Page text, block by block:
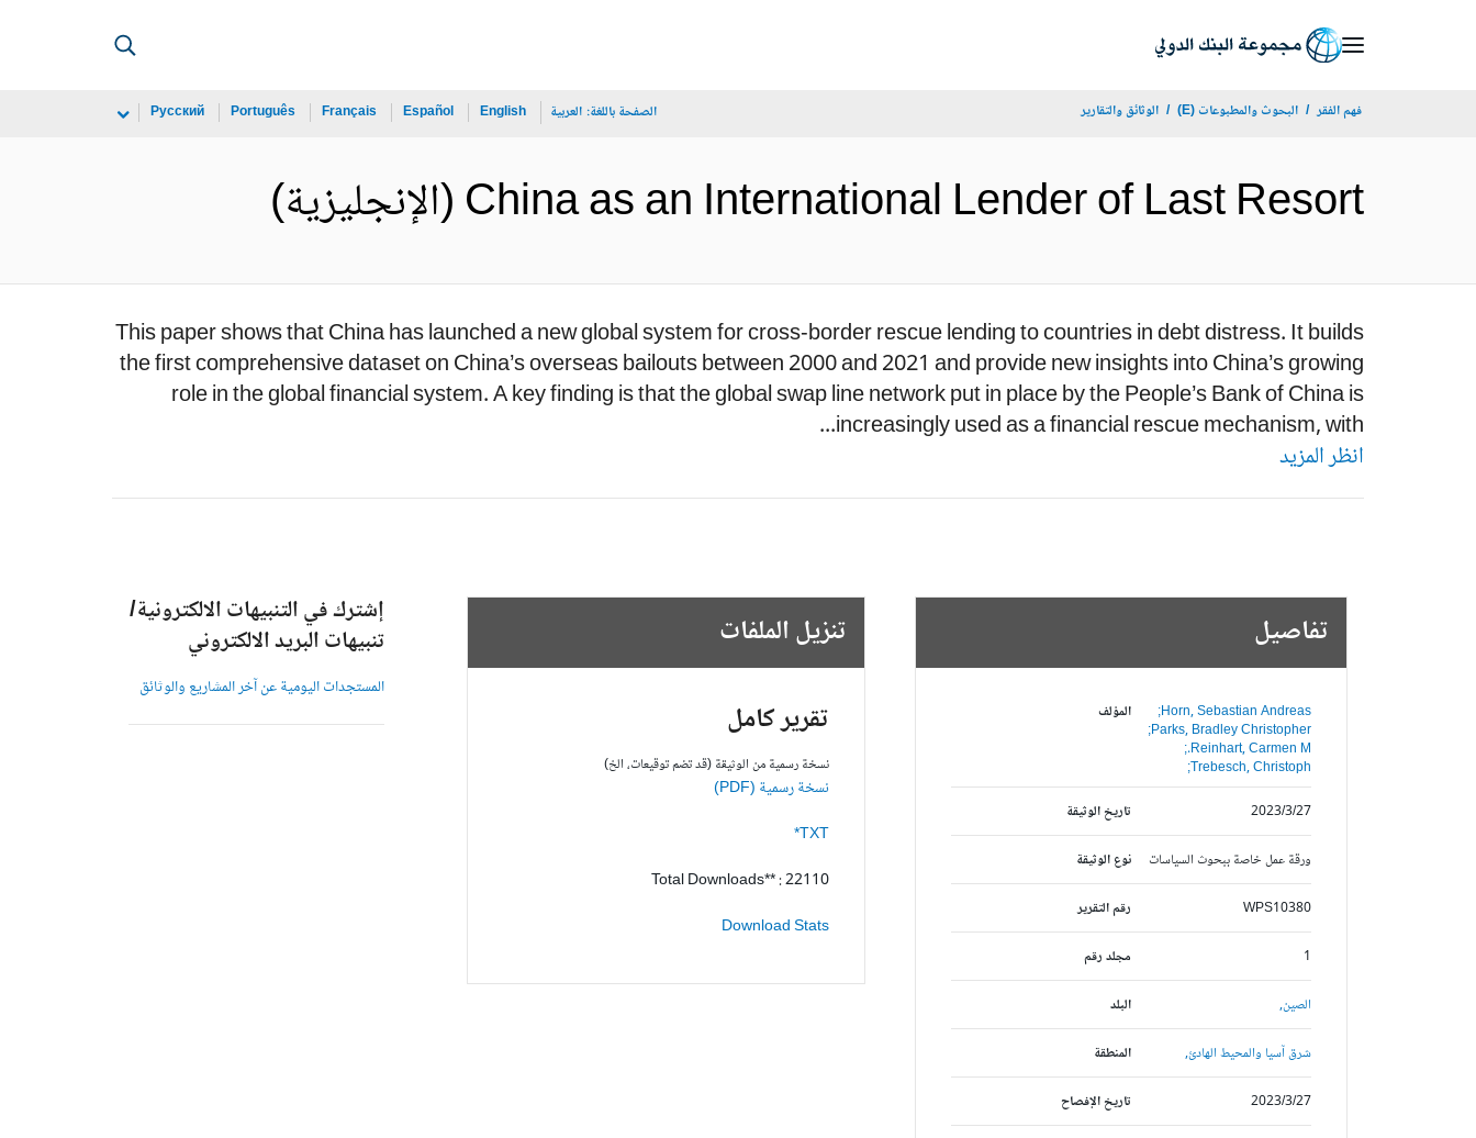
فهم الفقر البحوث والمطبوعات (E) الوثائق والتقارير الصفحة باللغة: العربية English
Español
Français
Português
Русский
China as an International Lender of Last Resort (الإنجليزية)
This paper shows that China has launched a new global system for cross-border rescue lending to countries in debt distress. It builds
the first comprehensive dataset on China’s overseas bailouts between 2000 and 2021 and provide new insights into China’s growing
role in the global financial system. A key finding is that the global swap line network put in place by the People’s Bank of China is
increasingly used as a financial rescue mechanism, with...
انظر المزيد
تفاصيل
المؤلف
Horn, Sebastian Andreas;
Parks, Bradley Christopher;
Reinhart, Carmen M.;
Trebesch, Christoph;
تاريخ الوثيقة
2023/3/27
نوع الوثيقة ورقة عمل خاصة ببحوث السياسات
رقم التقرير WPS10380
مجلد رقم 1
البلد الصين,
المنطقة شرق آسيا والمحيط الهادئ,
تاريخ الإفصاح 2023/3/27
تنزيل الملفات
تقرير كامل
نسخة رسمية من الوثيقة (قد تضم توقيعات، الخ)
نسخة رسمية (PDF)
TXT*
Total Downloads** : 22110
Download Stats
إشترك في التنبيهات الالكترونية/
تنبيهات البريد الالكتروني
المستجدات اليومية عن آخر المشاريع والوثائق